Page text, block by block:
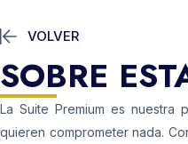
VOLVER
SOBRE
La Suite Premium es nuestra
quieren comprometer nada.